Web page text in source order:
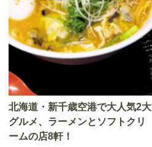
北海道・新千歳空港で大人気2大
グルメ、ラーメンとソフトクリ
ームの店8軒！